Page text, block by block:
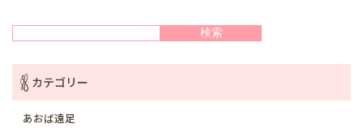
検索
カテゴリー
あおば遠足